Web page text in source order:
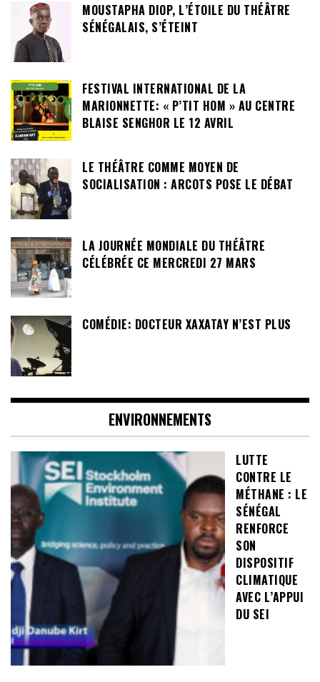
MOUSTAPHA DIOP, L’ÉTOILE DU THÉÂTRE
SÉNÉGALAIS, S’ÉTEINT
FESTIVAL INTERNATIONAL DE LA
MARIONNETTE: « P’TIT HOM » AU CENTRE
BLAISE SENGHOR LE 12 AVRIL
LE THÉÂTRE COMME MOYEN DE
SOCIALISATION : ARCOTS POSE LE DÉBAT
LA JOURNÉE MONDIALE DU THÉÂTRE
CÉLÉBRÉE CE MERCREDI 27 MARS
COMÉDIE: DOCTEUR XAXATAY N’EST PLUS
ENVIRONNEMENTS
LUTTE
CONTRE LE
MÉTHANE : LE
SÉNÉGAL
RENFORCE
SON
DISPOSITIF
CLIMATIQUE
AVEC L’APPUI
DU SEI